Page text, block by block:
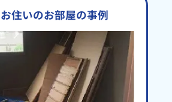
住いのお部屋の事例